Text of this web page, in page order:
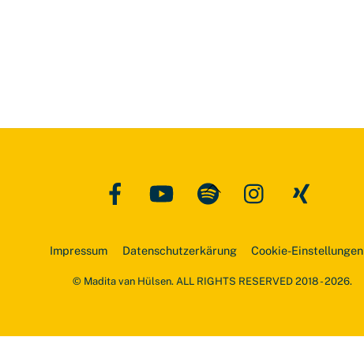
Back
To
Facebook YouTube Spotify Instagram
Impressum Datenschutzerkärung Cookie-Einstellungen
© Madita van Hülsen. ALL RIGHTS RESERVED 2018 - 2026.